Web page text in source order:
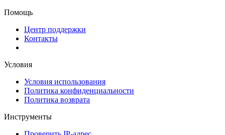
Помощь
Центр поддержки
Контакты
Условия
Условия использования
Политика конфиденциальности
Политика возврата
Инструменты